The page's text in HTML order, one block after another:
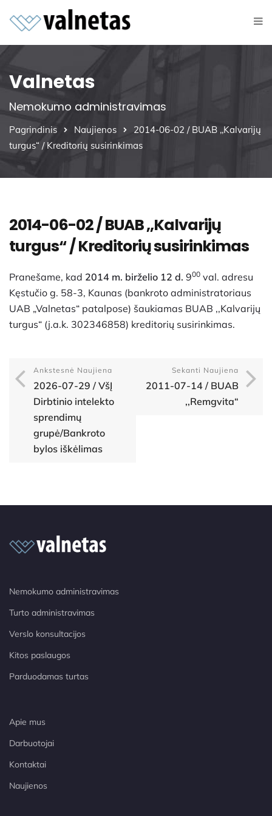
Valnetas
Nemokumo administravimas
Pagrindinis Naujienos
2014-06-02 / BUAB ,,Kalvarijų
turgus“ / Kreditorių susirinkimas
2014-06-02 / BUAB ,,Kalvarijų
turgus“ / Kreditorių susirinkimas
Pranešame, kad 2014 m. birželio 12 d. 900 val. adresu
Kęstučio g. 58-3, Kaunas (bankroto administratoriaus
UAB „Valnetas“ patalpose) šaukiamas BUAB ,,Kalvarijų
turgus“ (j.a.k. 302346858) kreditorių susirinkimas.
Ankstesnė Naujiena
2026-07-29 / VšĮ
Dirbtinio intelekto
sprendimų
grupė/Bankroto
bylos iškėlimas
Sekanti Naujiena
2011-07-14 / BUAB
,,Remgvita“
Nemokumo administravimas
Turto administravimas
Verslo konsultacijos
Kitos paslaugos
Parduodamas turtas
Apie mus
Darbuotojai
Kontaktai
Naujienos